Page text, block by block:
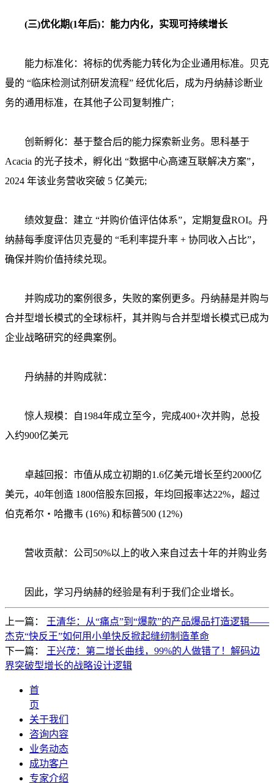
(三)优化期(1年后)：能力内化，实现可持续增长
能力标准化：将标的优秀能力转化为企业通用标准。贝克
曼的 “临床检测试剂研发流程” 经优化后，成为丹纳赫诊断业
务的通用标准，在其他子公司复制推广;
创新孵化：基于整合后的能力探索新业务。思科基于
Acacia 的光子技术，孵化出 “数据中心高速互联解决方案”，
2024 年该业务营收突破 5 亿美元;
绩效复盘：建立 “并购价值评估体系”，定期复盘ROI。丹
纳赫每季度评估贝克曼的 “毛利率提升率 + 协同收入占比”，
确保并购价值持续兑现。
并购成功的案例很多，失败的案例更多。丹纳赫是并购与
合并型增长模式的全球标杆，其并购与合并型增长模式已成为
企业战略研究的经典案例。
丹纳赫的并购成就：
惊人规模：自1984年成立至今，完成400+次并购，总投
入约900亿美元
卓越回报：市值从成立初期的1.6亿美元增长至约2000亿
美元，40年创造 1800倍股东回报，年均回报率达22%，超过
伯克希尔・哈撒韦 (16%) 和标普500 (12%)
营收贡献：公司50%以上的收入来自过去十年的并购业务
因此，学习丹纳赫的经验是有利于我们企业增长。
上一篇：
王清华：从“痛点”到“爆款”的产品爆品打造逻辑——
杰克“快反王”如何用小单快反掀起缝纫制造革命
下一篇：
王兴茂：第二增长曲线，99%的人做错了！解码边
界突破型增长的战略设计逻辑
首
页
关于我们
咨询内容
业务动态
成功客户
专家介绍